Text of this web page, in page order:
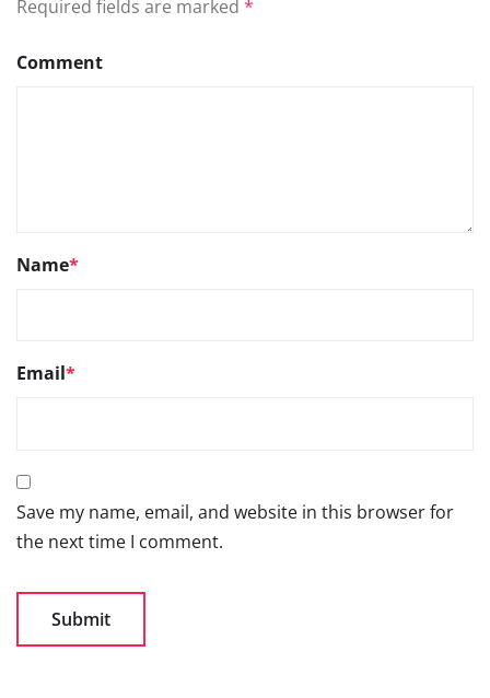
Required fields are marked *
Comment
Name*
Email*
Save my name, email, and website in this browser for
the next time I comment.